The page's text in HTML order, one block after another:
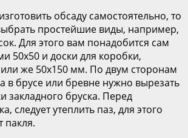
обсаду самостоятельно, то
простейшие виды, например,
Для этого вам понадобится сам
50х50 и доски для коробки,
же 50х150 мм. По двум сторонам
в брусе или бревне нужно вырезать
закладного бруска. Перед
следует утеплить паз, для этого
пакля.